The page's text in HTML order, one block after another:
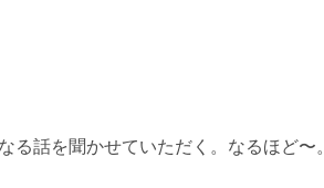
話を聞かせていただく。なるほど〜。